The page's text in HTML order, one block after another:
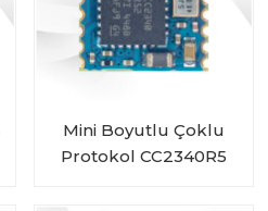
Mini Boyutlu Çoklu
Protokol CC2340R5